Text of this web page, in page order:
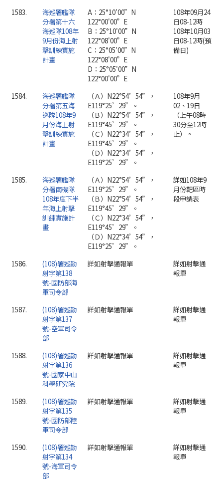
1583.
海巡署艦隊
分署第十六
海巡隊108年
9月份海上射
擊訓練實施
計畫
A：25°10'00”N
122°00'00”E
B：25°10'00”N
122°08'00”E
C：25°05'00”N
122°08'00”E
D：25°05'00”N
122°00'00”E
108年09月24
日08-12時
108年10月03
日08-12時(預
備日)
1584.
海巡署艦隊
分署第五海
巡隊108年9
月份海上射
擊訓練實施
計畫
（Ａ）N22°54’54”，
E119°25’29”。
（Ｂ）N22°54’54”，
E119°45’29”。
（Ｃ）N22°34’54”，
E119°45’29”。
（Ｄ）N22°34’54”，
E119°25’29”。
108年9月
02、19日
（上午08時
30分至12時
止）。
1585.
海巡署艦隊
分署南機隊
108年度下半
年海上射擊
訓練實施計
畫
（Ａ）N22°54’54”，
E119°25’29”。
（Ｂ）N22°54’54”，
E119°45’29”。
（Ｃ）N22°34’54”，
E119°45’29”。
（Ｄ）N22°34’54”，
E119°25’29”。
詳如108年9
月份靶區時
段申請表
1586.
(108)署巡勤
射字第138
號-國防部海
軍司令部
詳如射擊通報單
詳如射擊通
報單
1587.
(108)署巡勤
射字第137
號-空軍司令
部
詳如射擊通報單
詳如射擊通
報單
1588.
(108)署巡勤
射字第136
號-國家中山
科學研究院
詳如射擊通報單
詳如射擊通
報單
1589.
(108)署巡勤
射字第135
號-國防部陸
軍司令部
詳如射擊通報單
詳如射擊通
報單
1590.
(108)署巡勤
射字第134
號-海軍司令
部
詳如射擊通報單
詳如射擊通
報單